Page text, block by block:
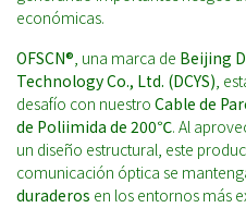
económicas.
OFSCN®, una marca de Beijing
Technology Co., Ltd. (DCYS),
desafío con nuestro Cable de
de Poliimida de 200℃. Al
un diseño estructural, este
comunicación óptica se
duraderos en los entornos más